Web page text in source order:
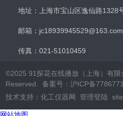
地址：上海市宝山区逸仙路1328
邮箱：jc18939945529@163.com
传真：021-51010459
©2025 91探花在线播放（上海）有
Reserved. 备案号：沪ICP备
技术支持：化工仪器网 管理登陆